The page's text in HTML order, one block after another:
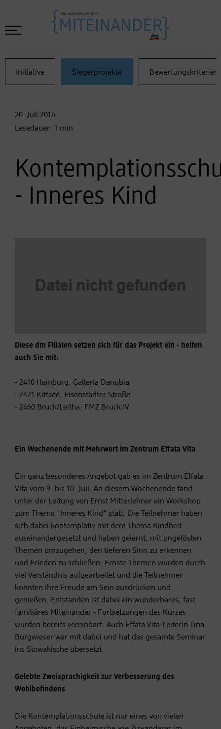
Initiative Siegerprojekte Bewertungskriterien
20. Juli 2016
Lesedauer: 1 min
- Inneres Kind
Diese dm Filialen setzen sich für das Projekt ein - helfen
auch Sie mit:
- 2410 Hainburg, Galleria Danubia
- 2421 Kittsee, Eisenstädter Straße
- 2460 Bruck/Leitha, FMZ Bruck IV
Ein Wochenende mit Mehrwert im Zentrum Effata Vita
Ein ganz besonderes Angebot gab es im Zentrum Effata
Vita vom 9. bis 10. Juli. An diesem Wochenende fand
unter der Leitung von Ernst Mitterlehner ein Workshop
zum Thema "Inneres Kind" statt. Die Teilnehmer haben
sich dabei kontemplativ mit dem Thema Kindheit
auseinandergesetzt und haben gelernt, mit ungelösten
Themen umzugehen, den tieferen Sinn zu erkennen
und Frieden zu schließen. Ernste Themen wurden durch
viel Verständnis aufgearbeitet und die Teilnehmer
konnten ihre Freude am Sein ausdrücken und
genießen. Entstanden ist dabei ein wunderbares, fast
familiäres Miteinander - Fortsetzungen des Kurses
wurden bereits vereinbart. Auch Effata Vita-Leiterin Tina
Burgwieser war mit dabei und hat das gesamte Seminar
ins Slowakische übersetzt.
Gelebte Zweisprachigkeit zur Verbesserung des
Wohlbefindens
Die Kontemplationsschule ist nur eines von vielen